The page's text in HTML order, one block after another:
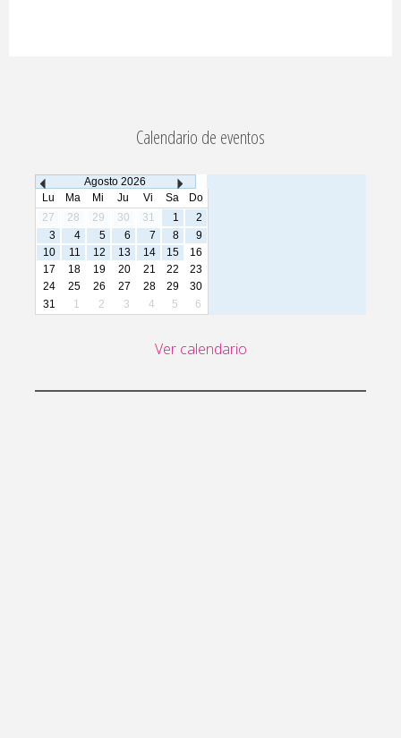
Calendario de eventos
Agosto 2026
Lu
Ma Mi Ju Vi Sa
Do
27
28 29 30 31 1
2
3
4 5 6 7 8
9
10
11 12 13 14 15
16
17
18 19 20 21 22
23
24
25 26 27 28 29
30
31
1 2 3 4 5 6
Ver calendario